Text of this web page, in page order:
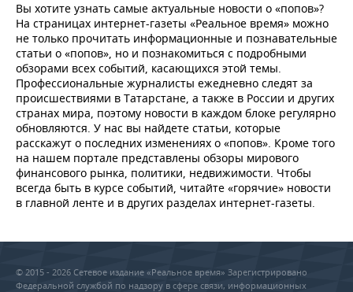
Вы хотите узнать самые актуальные новости о «попов»?
На страницах интернет-газеты «Реальное время» можно
не только прочитать информационные и познавательные
статьи о «попов», но и познакомиться с подробными
обзорами всех событий, касающихся этой темы.
Профессиональные журналисты ежедневно следят за
происшествиями в Татарстане, а также в России и других
странах мира, поэтому новости в каждом блоке регулярно
обновляются. У нас вы найдете статьи, которые
расскажут о последних изменениях о «попов». Кроме того
на нашем портале представлены обзоры мирового
финансового рынка, политики, недвижимости. Чтобы
всегда быть в курсе событий, читайте «горячие» новости
в главной ленте и в других разделах интернет-газеты.
© 2015 - 2026 Сетевое издание «Реальное время» Зарегистрировано
Федеральной службой по надзору в сфере связи, информационных